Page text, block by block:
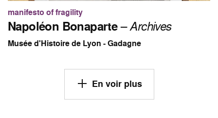
manifesto of fragility
Napoléon Bonaparte–Archives
Musée d'Histoire de Lyon - Gadagne
En voir plus